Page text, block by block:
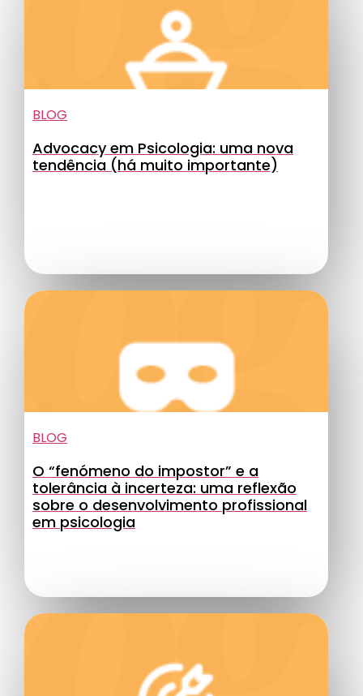
BLOG
Advocacy em Psicologia: uma nova
tendência (há muito importante)
BLOG
O “fenómeno do impostor” e a
tolerância à incerteza: uma reflexão
sobre o desenvolvimento profissional
em psicologia